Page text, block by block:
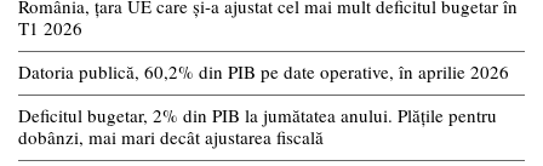
România, țara UE care și-a ajustat cel mai mult deficitul bugetar în
T1 2026
Datoria publică, 60,2% din PIB pe date operative, în aprilie 2026
Deficitul bugetar, 2% din PIB la jumătatea anului. Plățile pentru
dobânzi, mai mari decât ajustarea fiscală